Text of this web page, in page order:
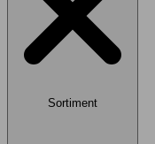
Sortiment